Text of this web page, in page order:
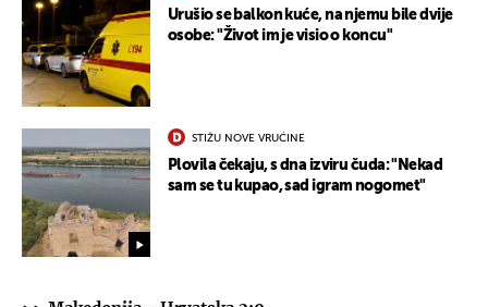
Urušio se balkon kuće, na njemu bile dvije
osobe: "Život im je visio o koncu"
STIŽU NOVE VRUĆINE
Plovila čekaju, s dna izviru čuda: "Nekad
sam se tu kupao, sad igram nogomet"